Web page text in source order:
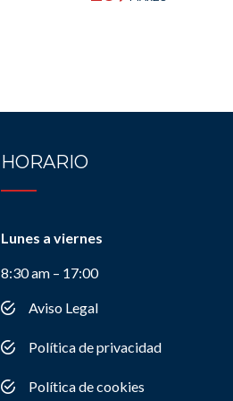
HORARIO
Lunes a viernes
8:30 am – 17:00
Aviso Legal
Política de privacidad
Política de cookies